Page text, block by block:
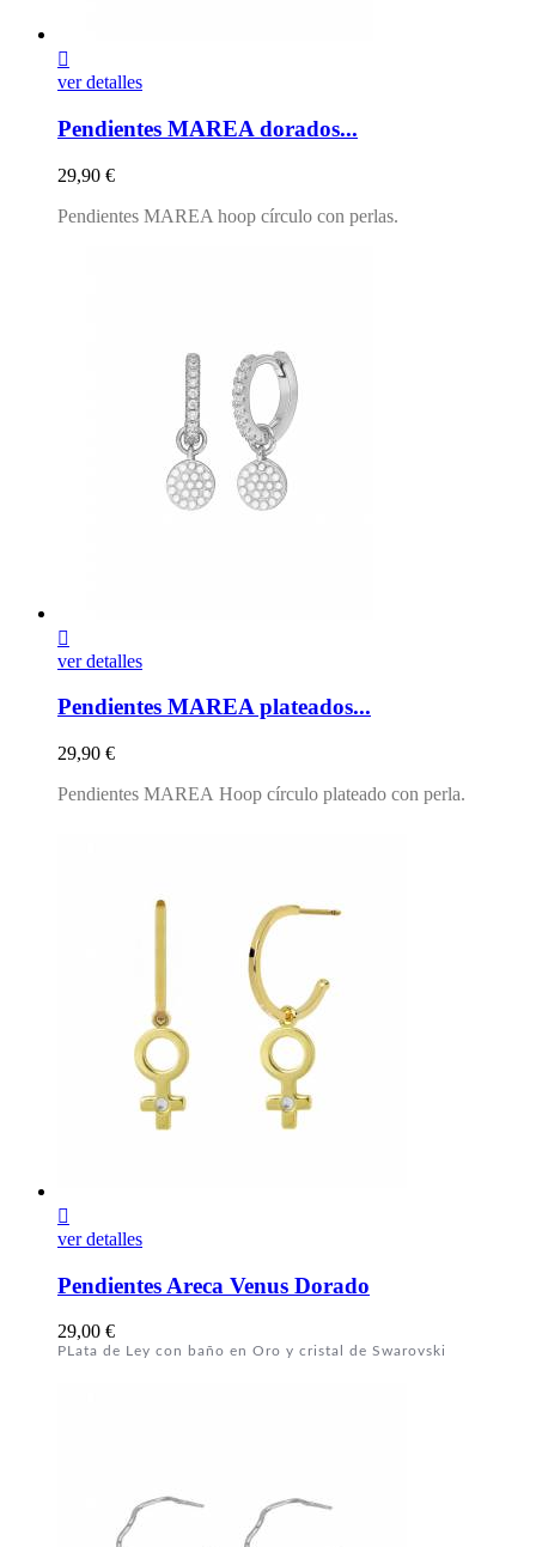

ver detalles
Pendientes MAREA dorados...
Precio
29,90 €
Pendientes MAREA hoop círculo con perlas.

ver detalles
Pendientes MAREA plateados...
Precio
29,90 €
Pendientes MAREA Hoop círculo plateado con perla.

ver detalles
Pendientes Areca Venus Dorado
Precio
29,00 €
PLata de Ley con baño en Oro y cristal de Swarovski